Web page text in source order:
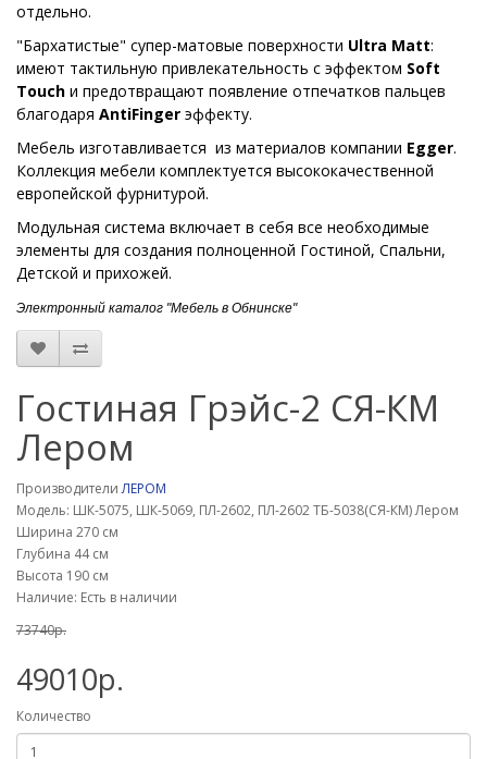
отдельно.
"Бархатистые" супер-матовые поверхности Ultra Matt:
имеют тактильную привлекательность с эффектом Soft
Touch и предотвращают появление отпечатков пальцев
благодаря AntiFinger эффекту.
Мебель изготавливается из материалов компании Egger.
Коллекция мебели комплектуется высококачественной
европейской фурнитурой.
Модульная система включает в себя все необходимые
элементы для создания полноценной Гостиной, Спальни,
Детской и прихожей.
Электронный каталог "Мебель в Обнинске"
Гостиная Грэйс-2 СЯ-КМ
Лером
ПроизводителиЛЕРОМ
Модель: ШК-5075, ШК-5069, ПЛ-2602, ПЛ-2602 ТБ-5038(СЯ-КМ) Лером
Ширина 270 см
Глубина 44 см
Высота 190 см
Наличие: Есть в наличии
73740р.
49010р.
Количество